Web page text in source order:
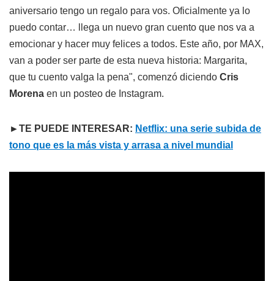
aniversario tengo un regalo para vos. Oficialmente ya lo
puedo contar… llega un nuevo gran cuento que nos va a
emocionar y hacer muy felices a todos. Este año, por MAX,
van a poder ser parte de esta nueva historia: Margarita,
que tu cuento valga la pena", comenzó diciendo Cris
Morena en un posteo de Instagram.
►TE PUEDE INTERESAR: Netflix: una serie subida de
tono que es la más vista y arrasa a nivel mundial